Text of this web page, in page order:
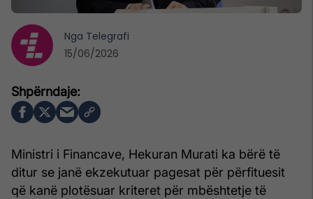
Ministri i Financave, Hekuran Murati ka bërë të
ditur se janë ekzekutuar pagesat për përfituesit
që kanë plotësuar kriteret për mbështetje të
Nga Telegrafi
15/06/2026